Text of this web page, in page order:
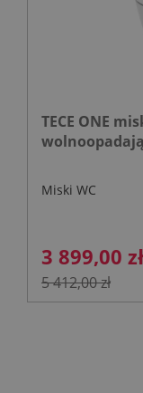
TECE ONE
Miski WC
3 899,00 zł
5 412,00 zł